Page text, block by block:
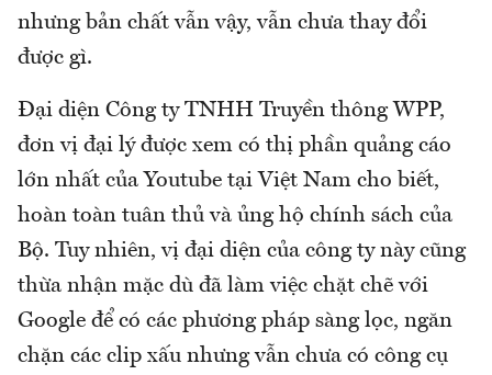
nhưng bản chất vẫn vậy, vẫn chưa thay đổi
được gì.
Đại diện Công ty TNHH Truyền thông WPP,
đơn vị đại lý được xem có thị phần quảng cáo
lớn nhất của Youtube tại Việt Nam cho biết,
hoàn toàn tuân thủ và ủng hộ chính sách của
Bộ. Tuy nhiên, vị đại diện của công ty này cũng
thừa nhận mặc dù đã làm việc chặt chẽ với
Google để có các phương pháp sàng lọc, ngăn
chặn các clip xấu nhưng vẫn chưa có công cụ